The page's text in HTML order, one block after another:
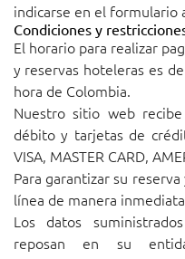
indicarse en el formulario
Condiciones y
El horario para realizar
y reservas hoteleras es
hora de Colombia.
Nuestro sitio web
débito y tarjetas de
VISA, MASTER CARD,
Para garantizar su
línea de manera
Los datos
reposan en su